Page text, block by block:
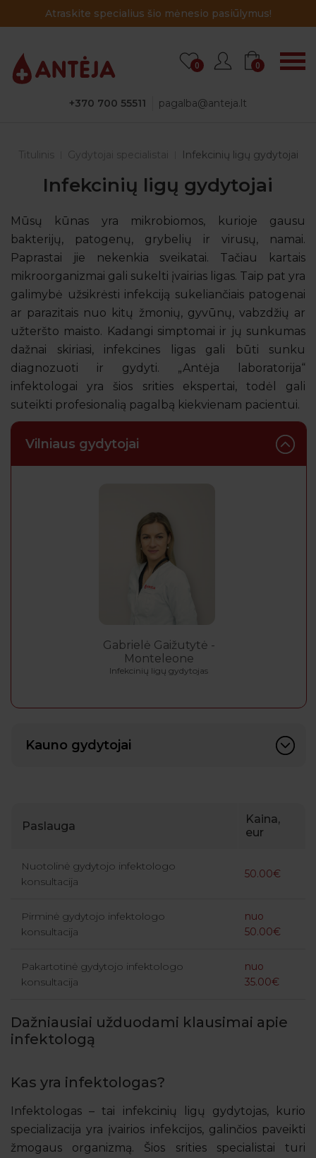
Atraskite specialius šio mėnesio pasiūlymus!
+370 700 55511 pagalba@anteja.lt
0 0
Titulinis Gydytojai specialistai Infekcinių ligų gydytojai
Infekcinių ligų gydytojai
Mūsų kūnas yra mikrobiomos, kurioje gausu
bakterijų, patogenų, grybelių ir virusų, namai.
Paprastai jie nekenkia sveikatai. Tačiau kartais
mikroorganizmai gali sukelti įvairias ligas. Taip pat yra
galimybė užsikrėsti infekciją sukeliančiais patogenai
ar parazitais nuo kitų žmonių, gyvūnų, vabzdžių ar
užteršto maisto. Kadangi simptomai ir jų sunkumas
dažnai skiriasi, infekcines ligas gali būti sunku
diagnozuoti ir gydyti. „Antėja laboratorija“
infektologai yra šios srities ekspertai, todėl gali
suteikti profesionalią pagalbą kiekvienam pacientui.
Vilniaus gydytojai
Gabrielė Gaižutytė -
Monteleone
Infekcinių ligų gydytojas
Kauno gydytojai
Paslauga
Kaina,
eur
Nuotolinė gydytojo infektologo
konsultacija
50.00€
Pirminė gydytojo infektologo
konsultacija
nuo
50.00€
Pakartotinė gydytojo infektologo
konsultacija
nuo
35.00€
Dažniausiai užduodami klausimai apie
infektologą
Kas yra infektologas?
Infektologas – tai infekcinių ligų gydytojas, kurio
specializacija yra įvairios infekcijos, galinčios paveikti
žmogaus organizmą. Šios srities specialistai turi